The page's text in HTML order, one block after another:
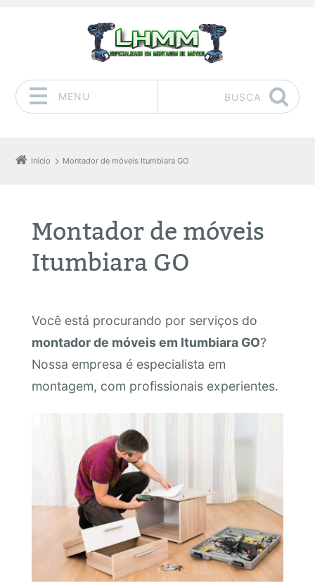
MENU BUSCA
Início Montador de móveis Itumbiara GO
Montador de móveis
Itumbiara GO
Você está procurando por serviços do
montador de móveis em Itumbiara GO?
Nossa empresa é especialista em
montagem, com profissionais experientes.